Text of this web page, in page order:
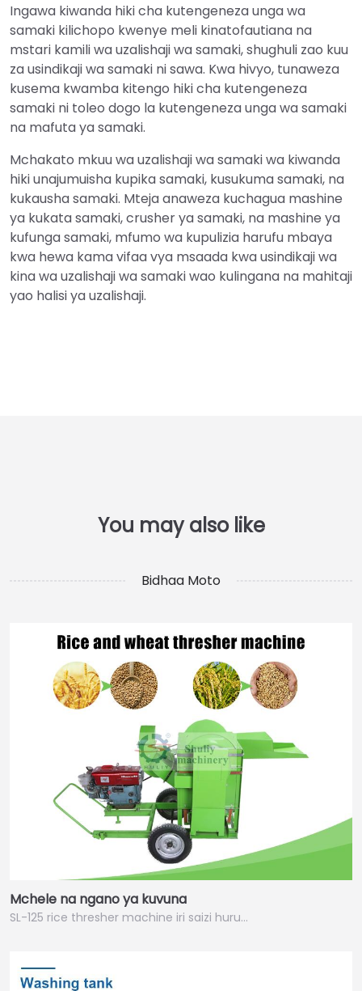
Ingawa kiwanda hiki cha kutengeneza unga wa
samaki kilichopo kwenye meli kinatofautiana na
mstari kamili wa uzalishaji wa samaki, shughuli zao kuu
za usindikaji wa samaki ni sawa. Kwa hivyo, tunaweza
kusema kwamba kitengo hiki cha kutengeneza
samaki ni toleo dogo la kutengeneza unga wa samaki
na mafuta ya samaki.
Mchakato mkuu wa uzalishaji wa samaki wa kiwanda
hiki unajumuisha kupika samaki, kusukuma samaki, na
kukausha samaki. Mteja anaweza kuchagua mashine
ya kukata samaki, crusher ya samaki, na mashine ya
kufunga samaki, mfumo wa kupulizia harufu mbaya
kwa hewa kama vifaa vya msaada kwa usindikaji wa
kina wa uzalishaji wa samaki wao kulingana na mahitaji
yao halisi ya uzalishaji.
Bidhaa Moto
Mchele na ngano ya kuvuna
SL-125 rice thresher machine iri saizi huru…